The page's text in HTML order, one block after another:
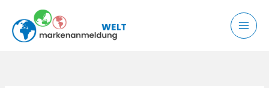
Inhalt
springen